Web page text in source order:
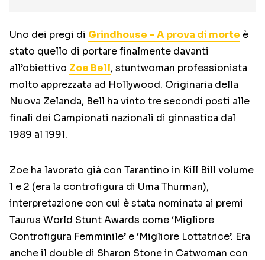
Uno dei pregi di Grindhouse – A prova di morte è
stato quello di portare finalmente davanti
all’obiettivo Zoe Bell, stuntwoman professionista
molto apprezzata ad Hollywood. Originaria della
Nuova Zelanda, Bell ha vinto tre secondi posti alle
finali dei Campionati nazionali di ginnastica dal
1989 al 1991.
Zoe ha lavorato già con Tarantino in Kill Bill volume
1 e 2 (era la controfigura di Uma Thurman),
interpretazione con cui è stata nominata ai premi
Taurus World Stunt Awards come ‘Migliore
Controfigura Femminile’ e ‘Migliore Lottatrice’. Era
anche il double di Sharon Stone in Catwoman con